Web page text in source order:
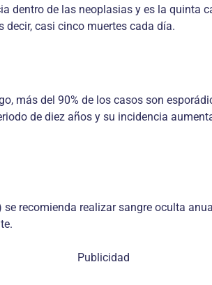
dentro de las neoplasias y es la quinta
decir, casi cinco muertes cada día.
más del 90% de los casos son
de diez años y su incidencia
recomienda realizar sangre oculta
Publicidad